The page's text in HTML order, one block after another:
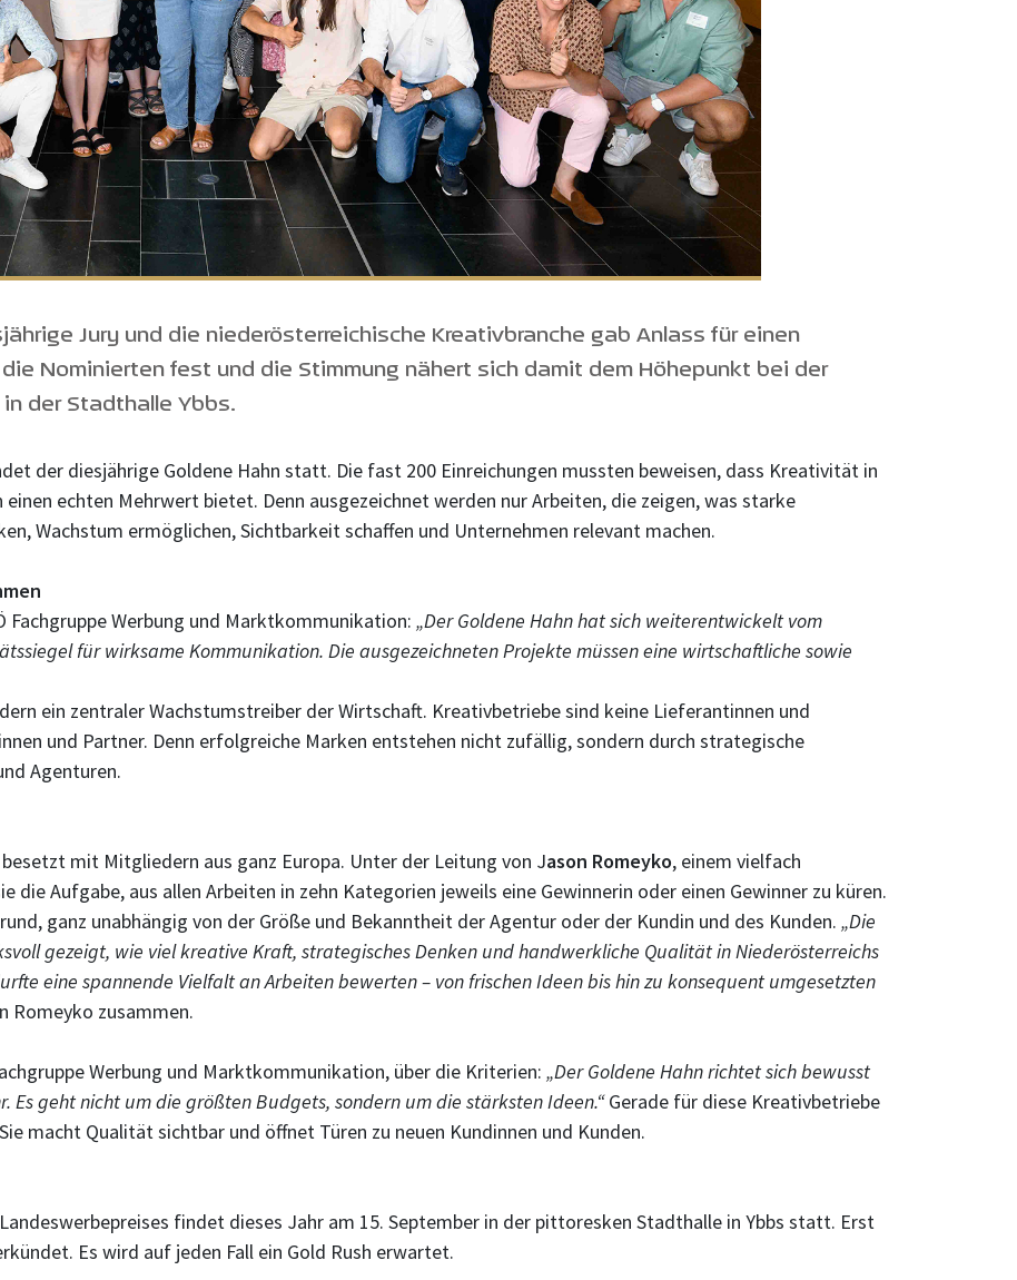
Jury und die niederösterreichische Kreativbranche gab Anlass für einen
Nominierten fest und die Stimmung nähert sich damit dem Höhepunkt bei der
der Stadthalle Ybbs.
der diesjährige Goldene Hahn statt. Die fast 200 Einreichungen mussten beweisen, dass Kreativität in
echten Mehrwert bietet. Denn ausgezeichnet werden nur Arbeiten, die zeigen, was starke
Wachstum ermöglichen, Sichtbarkeit schaffen und Unternehmen relevant machen.
Fachgruppe Werbung und Marktkommunikation: „Der Goldene Hahn hat sich weiterentwickelt vom
für wirksame Kommunikation. Die ausgezeichneten Projekte müssen eine wirtschaftliche sowie
ein zentraler Wachstumstreiber der Wirtschaft. Kreativbetriebe sind keine Lieferantinnen und
und Partner. Denn erfolgreiche Marken entstehen nicht zufällig, sondern durch strategische
Agenturen.
mit Mitgliedern aus ganz Europa. Unter der Leitung von Jason Romeyko, einem vielfach
die Aufgabe, aus allen Arbeiten in zehn Kategorien jeweils eine Gewinnerin oder einen Gewinner zu küren.
ganz unabhängig von der Größe und Bekanntheit der Agentur oder der Kundin und des Kunden. „Die
gezeigt, wie viel kreative Kraft, strategisches Denken und handwerkliche Qualität in Niederösterreichs
eine spannende Vielfalt an Arbeiten bewerten – von frischen Ideen bis hin zu konsequent umgesetzten
Romeyko zusammen.
Werbung und Marktkommunikation, über die Kriterien: „Der Goldene Hahn richtet sich bewusst
Es geht nicht um die größten Budgets, sondern um die stärksten Ideen.“Gerade für diese Kreativbetriebe
macht Qualität sichtbar und öffnet Türen zu neuen Kundinnen und Kunden.
findet dieses Jahr am 15. September in der pittoresken Stadthalle in Ybbs statt. Erst
Es wird auf jeden Fall ein Gold Rush erwartet.